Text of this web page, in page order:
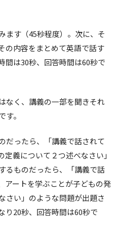
ます（45秒程度）。次に、そ
の内容をまとめて英語で話す
間は30秒、回答時間は60秒で
なく、講義の一部を聞きそれ
。
だったら、「講義で話されて
義について２つ述べなさい」
るものだったら、「講義で話
アートを学ぶことが子どもの発
さい」のような問題が出題さ
り20秒、回答時間は60秒で